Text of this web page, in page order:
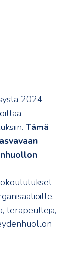
2024
Tämä
terapeutteja,